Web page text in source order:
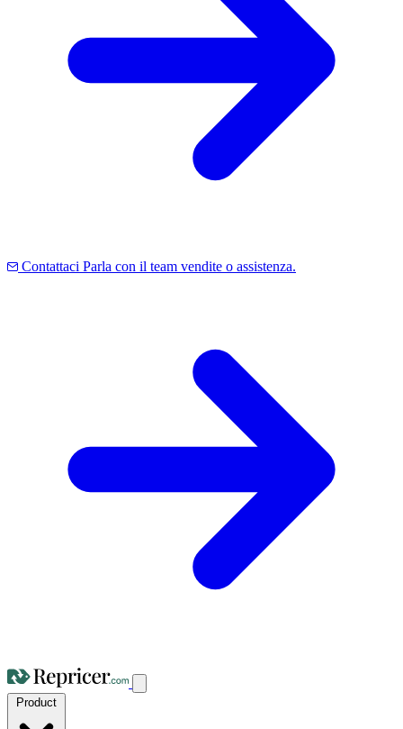
Contattaci Parla con il team vendite o assistenza.